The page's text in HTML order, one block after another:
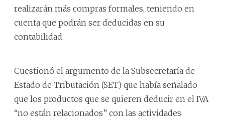
realizarán más compras formales, teniendo en
cuenta que podrán ser deducidas en su
contabilidad.
Cuestionó el argumento de la Subsecretaría de
Estado de Tributación (SET) que había señalado
que los productos que se quieren deducir en el IVA
“no están relacionados” con las actividades